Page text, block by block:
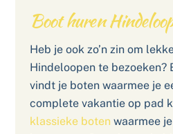
Boot huren
Heb je ook zo’n zin om
Hindeloopen te bezoeken?
vindt je boten waarmee je
complete vakantie op pad
klassieke boten waarmee